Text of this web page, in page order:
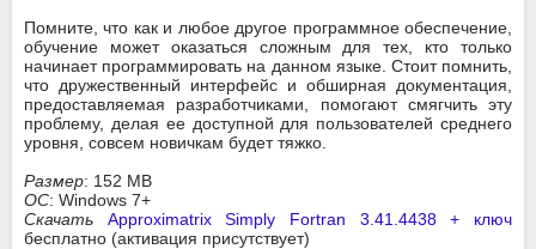
Помните, что как и любое другое программное обеспечение,
обучение может оказаться сложным для тех, кто только
начинает программировать на данном языке. Стоит помнить,
что дружественный интерфейс и обширная документация,
предоставляемая разработчиками, помогают смягчить эту
проблему, делая ее доступной для пользователей среднего
уровня, совсем новичкам будет тяжко.
Размер: 152 MB
ОС: Windows 7+
Скачать Approximatrix Simply Fortran 3.41.4438 + ключ
бесплатно (активация присутствует)